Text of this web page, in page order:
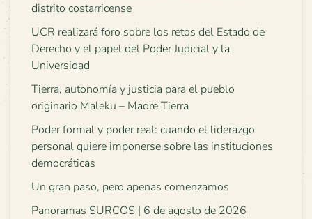
distrito costarricense
UCR realizará foro sobre los retos del Estado de
Derecho y el papel del Poder Judicial y la
Universidad
Tierra, autonomía y justicia para el pueblo
originario Maleku – Madre Tierra
Poder formal y poder real: cuando el liderazgo
personal quiere imponerse sobre las instituciones
democráticas
Un gran paso, pero apenas comenzamos
Panoramas SURCOS | 6 de agosto de 2026